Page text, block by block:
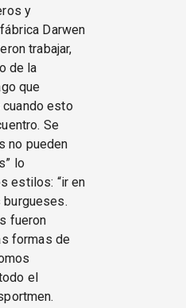
y
Darwen
trabajar,
de la
que
esto
Se
no pueden
lo
estilos: “ir en
burgueses.
fueron
formas de
el